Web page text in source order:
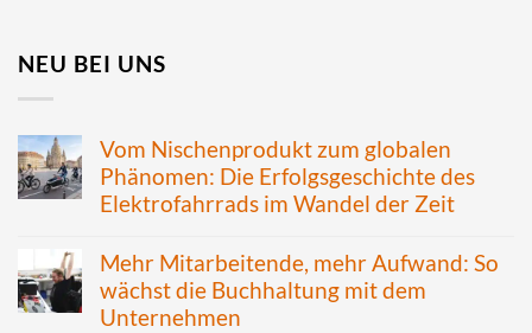
NEU BEI UNS
Vom Nischenprodukt zum globalen
Phänomen: Die Erfolgsgeschichte des
Elektrofahrrads im Wandel der Zeit
Mehr Mitarbeitende, mehr Aufwand: So
wächst die Buchhaltung mit dem
Unternehmen